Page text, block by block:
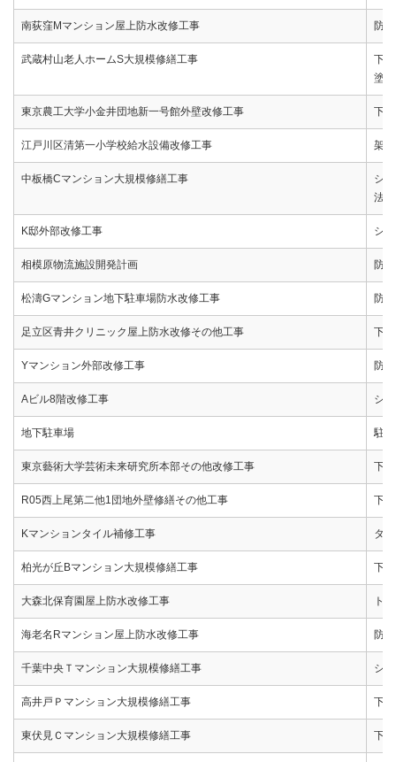
南荻窪Mマンション屋上防水改修工事 防
武蔵村山老人ホームS大規模修繕工事
下
塗装
東京農工大学小金井団地新一号館外壁改修工事 下
江戸川区清第一小学校給水設備改修工事 架
中板橋Cマンション大規模修繕工事
シ
法
K邸外部改修工事 シ
相模原物流施設開発計画 防
松濤Gマンション地下駐車場防水改修工事 防
足立区青井クリニック屋上防水改修その他工事 下
Yマンション外部改修工事 防
Aビル8階改修工事 シ
地下駐車場 駐
東京藝術大学芸術未来研究所本部その他改修工事 下
R05西上尾第二他1団地外壁修繕その他工事 下
Kマンションタイル補修工事 タ
柏光が丘Bマンション大規模修繕工事 下地
大森北保育園屋上防水改修工事 ト
海老名Rマンション屋上防水改修工事 防
千葉中央Ｔマンション大規模修繕工事 シ
高井戸Ｐマンション大規模修繕工事 下
東伏見Ｃマンション大規模修繕工事 下